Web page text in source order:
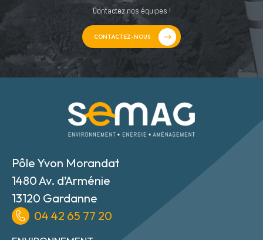
Contactez nos équipes !
CONTACTEZ-NOUS
Pôle Yvon Morandat
1480 Av. d’Arménie
13120 Gardanne
04 42 65 77 20